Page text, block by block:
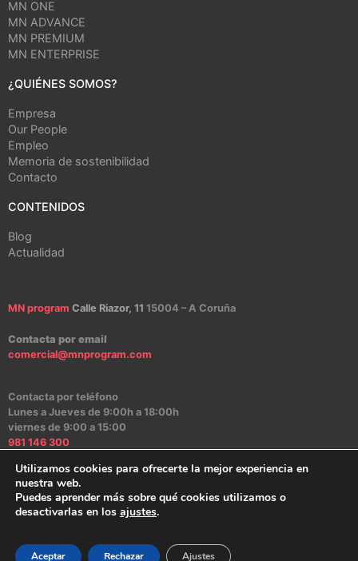
MN ONE
MN ADVANCE
MN PREMIUM
MN ENTERPRISE
¿QUIÉNES SOMOS?
Empresa
Our People
Empleo
Memoria de sostenibilidad
Contacto
CONTENIDOS
Blog
Actualidad
MN program Calle Riazor, 11 15004 – A Coruña
Contacta por email
comercial@mnprogram.com
Contacta por teléfono
Lunes a Jueves de 9:00h a 18:00h
viernes de 9:00 a 15:00
981 146 300
Aviso Legal|Política de Privacidad |Política de Cookies| Canal Ético
Utilizamos cookies para ofrecerte la mejor experiencia en
nuestra web.
Puedes aprender más sobre qué cookies utilizamos o
desactivarlas en los ajustes.
Aceptar Rechazar Ajustes